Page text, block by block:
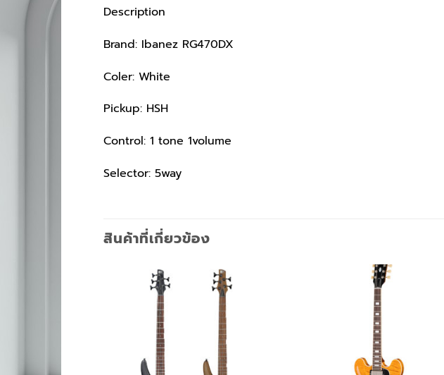
Description
Brand: Ibanez RG470DX
Coler: White
Pickup: HSH
Control: 1 tone 1volume
Selector: 5way
สินค้าที่เกี่ยวข้อง